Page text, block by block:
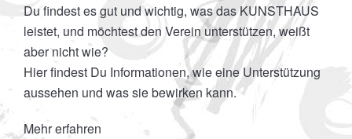
Du findest es gut und wichtig, was das KUNSTHAUS
leistet, und möchtest den Verein unterstützen, weißt
aber nicht wie?
Hier findest Du Informationen, wie eine Unterstützung
aussehen und was sie bewirken kann.
Mehr erfahren